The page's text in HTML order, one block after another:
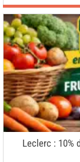
Leclerc : 10%